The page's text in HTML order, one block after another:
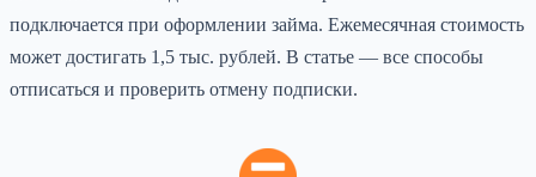
подключается при оформлении займа. Ежемесячная стоимость
может достигать 1,5 тыс. рублей. В статье — все способы
отписаться и проверить отмену подписки.